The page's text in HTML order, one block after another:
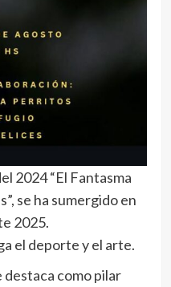
2024 “El Fantasma
se ha sumergido en
2025.
el deporte y el arte.
como pilar